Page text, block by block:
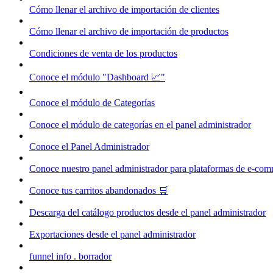
Cómo llenar el archivo de importación de clientes
Cómo llenar el archivo de importación de productos
Condiciones de venta de los productos
Conoce el módulo "Dashboard 📈"
Conoce el módulo de Categorías
Conoce el módulo de categorías en el panel administrador
Conoce el Panel Administrador
Conoce nuestro panel administrador para plataformas de e-
Conoce tus carritos abandonados 🛒
Descarga del catálogo productos desde el panel administrador
Exportaciones desde el panel administrador
funnel info . borrador